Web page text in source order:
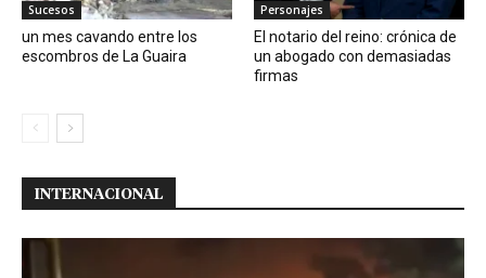
Sucesos
un mes cavando entre los
escombros de La Guaira
Personajes
El notario del reino: crónica de
un abogado con demasiadas
firmas
INTERNACIONAL